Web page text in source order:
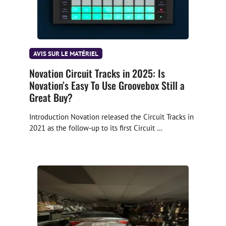
Yellowcard
AVIS SUR LE MATÉRIEL
Novation Circuit Tracks in 2025: Is
Novation’s Easy To Use Groovebox Still a
Great Buy?
Introduction Novation released the Circuit Tracks in
2021 as the follow-up to its first Circuit …